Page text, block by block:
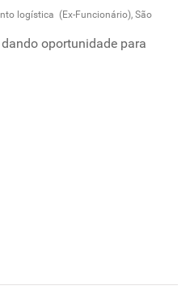
logística (Ex-Funcionário), São
oportunidade para